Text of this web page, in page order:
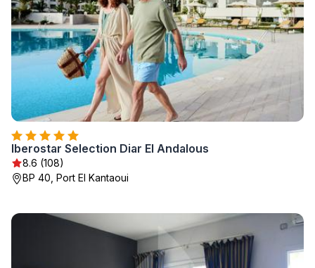
Iberostar Selection Diar El Andalous
8.6 (108)
BP 40, Port El Kantaoui